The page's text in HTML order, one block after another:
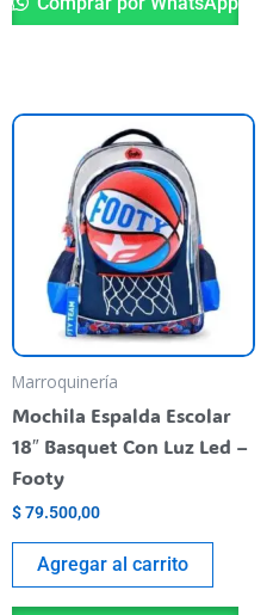
Marroquinería
Mochila Espalda Escolar
18″ Basquet Con Luz Led –
Footy
$79.500,00
Agregar al carrito